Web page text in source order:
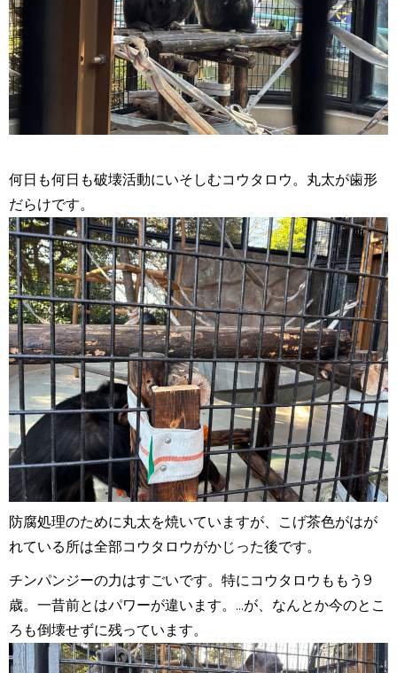
何日も何日も破壊活動にいそしむコウタロウ。丸太が歯形
だらけです。
防腐処理のために丸太を焼いていますが、こげ茶色がはが
れている所は全部コウタロウがかじった後です。
チンパンジーの力はすごいです。特にコウタロウももう 9
歳。一昔前とはパワーが違います。...が、なんとか今のとこ
ろも倒壊せずに残っています。